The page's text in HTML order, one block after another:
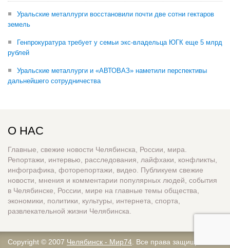
Уральские металлурги восстановили почти две сотни гектаров
земель
Генпрокуратура требует у семьи экс-владельца ЮГК еще 5 млрд
рублей
Уральские металлурги и «АВТОВАЗ» наметили перспективы
дальнейшего сотрудничества
О НАС
Главные, свежие новости Челябинска, России, мира.
Репортажи, интервью, расследования, лайфхаки, конфликты,
инфографика, фоторепортажи, видео. Публикуем свежие
новости, мнения и комментарии популярных людей, события
в Челябинске, России, мире на главные темы общества,
экономики, политики, культуры, интернета, спорта,
развлекательной жизни Челябинска.
Copyright © 2007 Челябинск - Мир74 . Все права защищены.